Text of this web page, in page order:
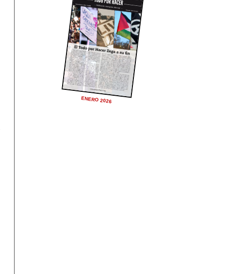
ENERO 2026